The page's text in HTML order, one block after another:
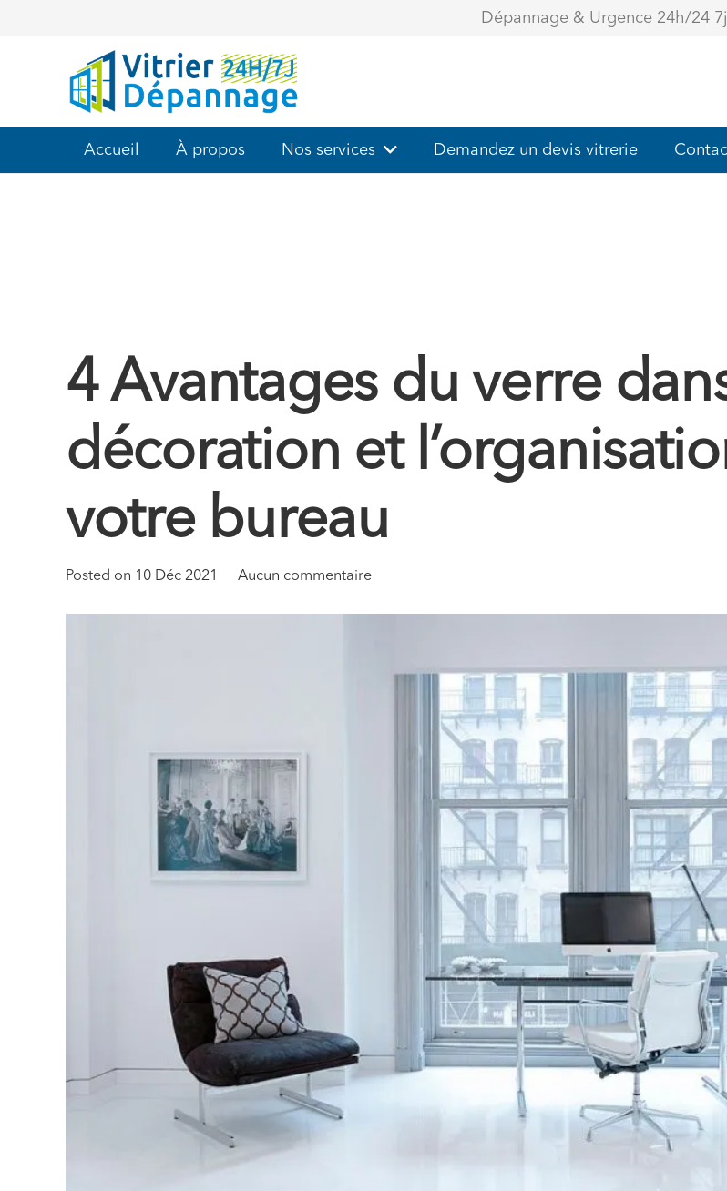
Dépannage & Urgence 24h/24
Accueil À propos Nos services Demandez un devis vitrerie
4 Avantages du verre
décoration et
votre bureau
Posted on 10 Déc 2021 Aucun commentaire